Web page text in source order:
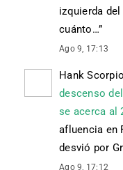
izquierda
cuánto…”
Ago 9, 17:13
Hank Scorpio
descenso
se acerca al
afluencia en
desvió por
Ago 9, 17:12